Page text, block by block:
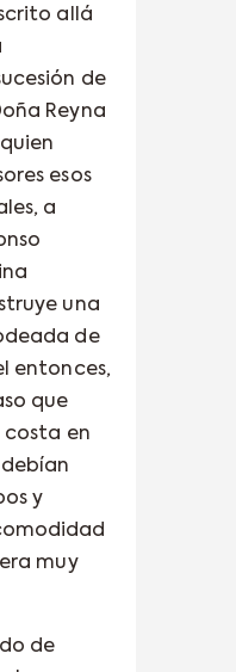
allá
de
Reyna
esos
a
una
de
entonces,
que
costa en
y
muy
de